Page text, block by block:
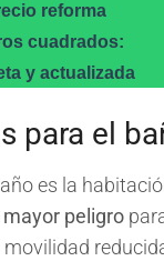
reforma
cuadrados:
y actualizada
para el
es la
peligro